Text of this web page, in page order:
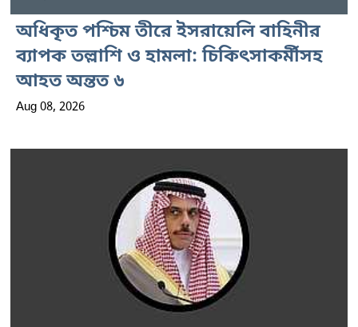
অধিকৃত পশ্চিম তীরে ইসরায়েলি বাহিনীর
ব্যাপক তল্লাশি ও হামলা: চিকিৎসাকর্মীসহ
আহত অন্তত ৬
Aug 08, 2026